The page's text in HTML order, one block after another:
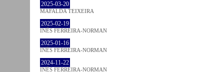
2025-03-20
MAFALDA TEIXEIRA
2025-02-19
INÊS FERREIRA-NORMAN
2025-01-16
INÊS FERREIRA-NORMAN
2024-11-22
INÊS FERREIRA-NORMAN